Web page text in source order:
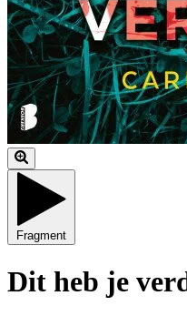
Fragment
Dit heb je